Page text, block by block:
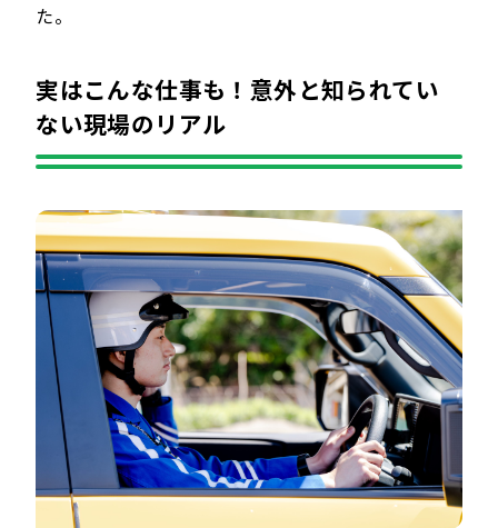
た。
実はこんな仕事も！意外と知られてい
ない現場のリアル